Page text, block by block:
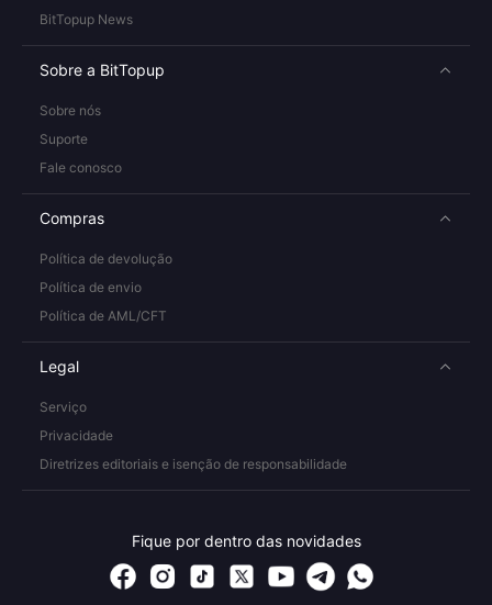
BitTopup News
Sobre a BitTopup
Sobre nós
Suporte
Fale conosco
Compras
Política de devolução
Política de envio
Política de AML/CFT
Legal
Serviço
Privacidade
Diretrizes editoriais e isenção de responsabilidade
Fique por dentro das novidades